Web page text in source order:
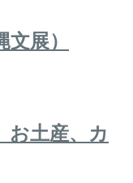
展）
お土産、カ